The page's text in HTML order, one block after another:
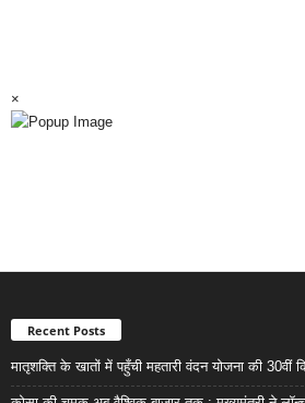
×
Recent Posts
मातृशक्ति के खातों में पहुँची महतारी वंदन योजना की 30वीं